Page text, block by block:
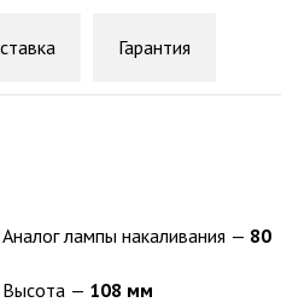
Гарантия
Аналог лампы накаливания — 80
Высота — 108 мм